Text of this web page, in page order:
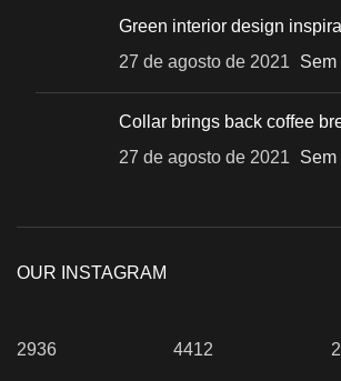
Green interior design
27 de agosto de 2021
Sem
Collar brings back coffee
27 de agosto de 2021
Sem
OUR INSTAGRAM
2936 4412